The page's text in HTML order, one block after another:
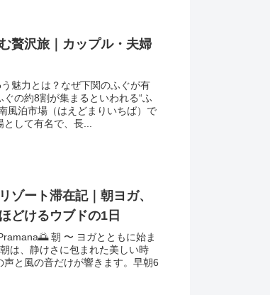
贅沢旅｜カップル・夫婦
魅力とは？なぜ下関のふぐが有
の約8割が集まるといわれる“ふ
風泊市場（はえどまりいちば）で
として有名で、長...
ゾート滞在記｜朝ヨガ、
どけるウブドの1日
朝 〜 ヨガとともに始ま
は、静けさに包まれた美しい時
と風の音だけが響きます。早朝6